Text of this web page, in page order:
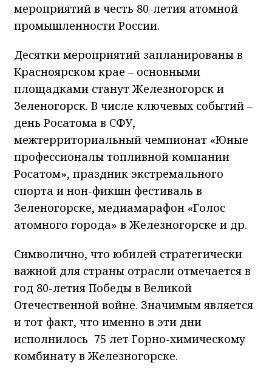
мероприятий в честь 80-летия атомной
промышленности России.
Десятки мероприятий запланированы в
Красноярском крае – основными
площадками станут Железногорск и
Зеленогорск. В числе ключевых событий –
день Росатома в СФУ,
межтерриториальный чемпионат «Юные
профессионалы топливной компании
Росатом», праздник экстремального
спорта и нон-фикшн фестиваль в
Зеленогорске, медиамарафон «Голос
атомного города» в Железногорске и др.
Символично, что юбилей стратегически
важной для страны отрасли отмечается в
год 80-летия Победы в Великой
Отечественной войне. Значимым является
и тот факт, что именно в эти дни
исполнилось 75 лет Горно-химическому
комбинату в Железногорске.